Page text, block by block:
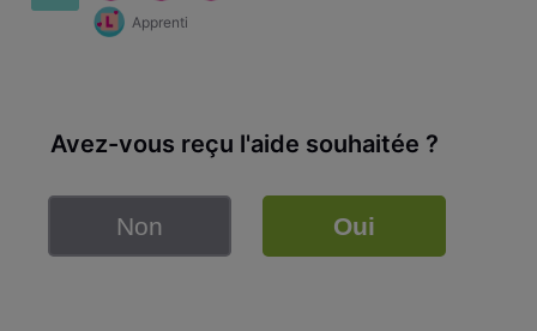
Apprenti
Avez-vous reçu l'aide souhaitée ?
Non Oui